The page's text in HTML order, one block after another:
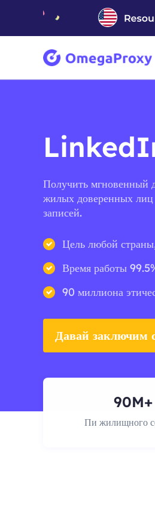
Получить мгновенный
жилых доверенных лиц
записей.
Цель любой
Время работы
90 миллиона
Давай заключим
90M+
Пи жилищного